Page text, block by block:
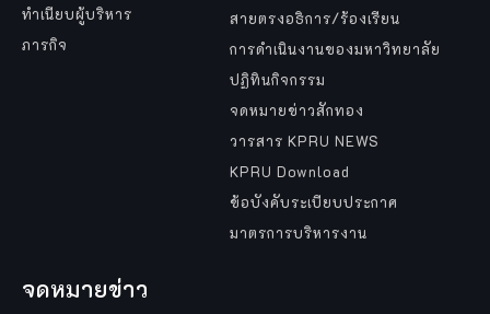
ทำเนียบผู้บริหาร
ภารกิจ
สายตรงอธิการ/ร้องเรียน
การดำเนินงานของมหาวิทยาลัย
ปฏิทินกิจกรรม
จดหมายข่าวสักทอง
วารสาร KPRU NEWS
KPRU Download
ข้อบังคับระเบียบประกาศ
มาตรการบริหารงาน
จดหมายข่าว